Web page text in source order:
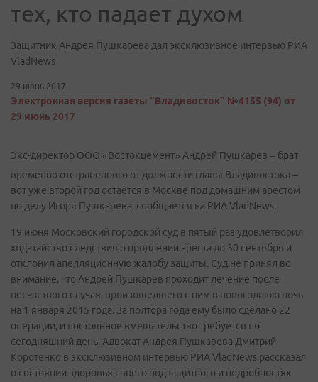
тех, кто падает духом
Защитник Андрея Пушкарева дал эксклюзивное интервью РИА
VladNews
29 июнь 2017
Электронная версия газеты "Владивосток" №4155 (94) от
29 июнь 2017
Экс-директор ООО «Востокцемент» Андрей Пушкарев – брат
временно отстраненного от должности главы Владивостока –
вот уже второй год остается в Москве под домашним арестом
по делу Игоря Пушкарева, сообщается на РИА VladNews.
19 июня Московский городской суд в пятый раз удовлетворил
ходатайство следствия о продлении ареста до 30 сентября и
отклонил апелляционную жалобу защиты. Суд не принял во
внимание, что Андрей Пушкарев проходит лечение после
несчастного случая, произошедшего с ним в новогоднюю ночь
на 1 января 2015 года. За полтора года ему было сделано 22
операции, и постоянное вмешательство требуется по
сегодняшний день. Адвокат Андрея Пушкарева Дмитрий
Коротенко в эксклюзивном интервью РИА VladNews рассказал
о состоянии здоровья своего подзащитного и подробностях